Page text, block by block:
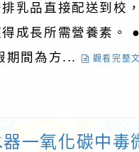
乳品直接配送到校
成長所需營養素
期間為方...
觀看完整
器一氧化碳中